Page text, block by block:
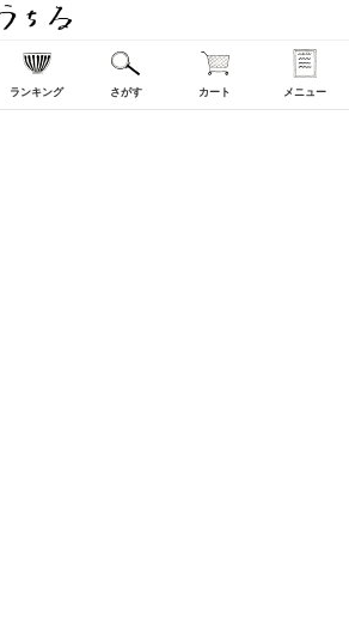
ランキング さがす カート メニュー